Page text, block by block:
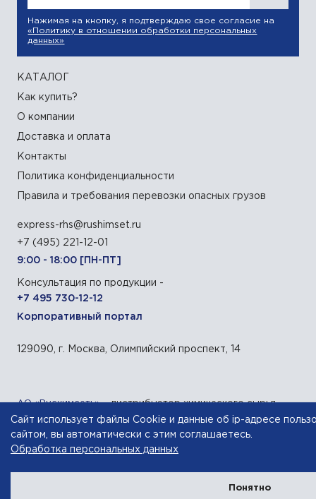
Нажимая на кнопку, я подтверждаю свое согласие на
«Политику в отношении обработки персональных
данных»
КАТАЛОГ
Как купить?
О компании
Доставка и оплата
Контакты
Политика конфиденциальности
Правила и требования перевозки опасных грузов
express-rhs@rushimset.ru
+7 (495) 221-12-01
9:00 - 18:00 [ПН-ПТ]
Консультация по продукции -
+7 495 730-12-12
Корпоративный портал
129090, г. Москва, Олимпийский проспект, 14
АО «Русхимсеть»— дистрибьютор химического сырья
Разработка сайта — компания «Факт»
Сайт использует файлы Cookie и данные об ip-адресе
сайтом, вы автоматически с этим соглашаетесь.
Обработка персональных данных
Понятно